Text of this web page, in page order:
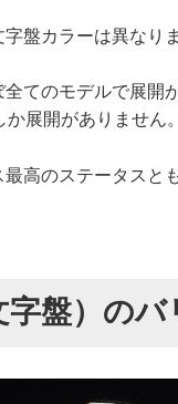
盤カラーは異なりま
てのモデルで展開
展開がありません。
高のステータスと
盤）のバ